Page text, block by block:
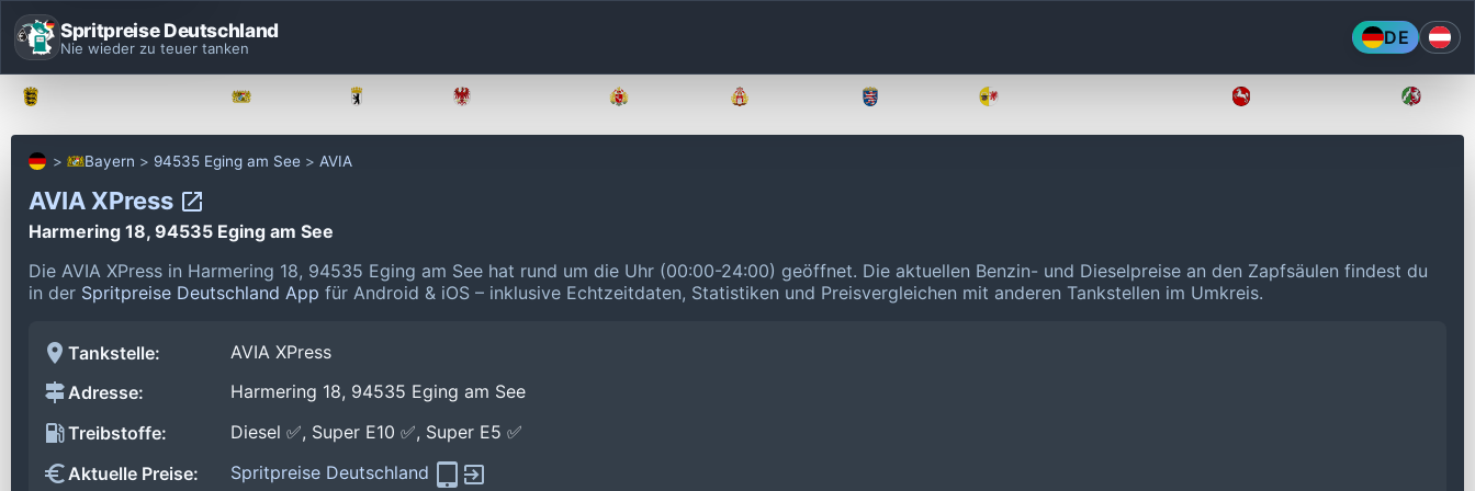
Spritpreise Deutschland
Nie wieder zu teuer tanken DE
Bayern 94535 Eging am See AVIA
AVIA XPress
Harmering 18, 94535 Eging am See
Die AVIA XPress in Harmering 18, 94535 Eging am See hat rund um die Uhr (00:00-24:00) geöffnet. Die aktuellen Benzin- und Dieselpreise an den Zapfsäulen findest du
in der Spritpreise Deutschland App für Android & iOS – inklusive Echtzeitdaten, Statistiken und Preisvergleichen mit anderen Tankstellen im Umkreis.
Tankstelle:
AVIA XPress
Adresse:
Harmering 18, 94535 Eging am See
Treibstoffe:
Diesel ✅, Super E10 ✅, Super E5 ✅
Aktuelle Preise:
Spritpreise Deutschland